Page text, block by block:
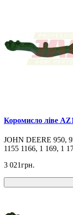
Коромисло ліве
JOHN DEERE 950,
1155 1166, 1 169, 1
3 021грн.